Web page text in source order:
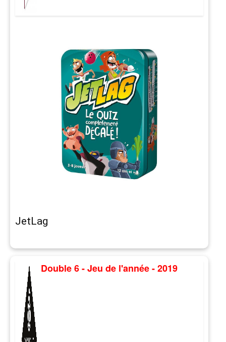
JetLag
Double 6 - Jeu de l'année - 2019